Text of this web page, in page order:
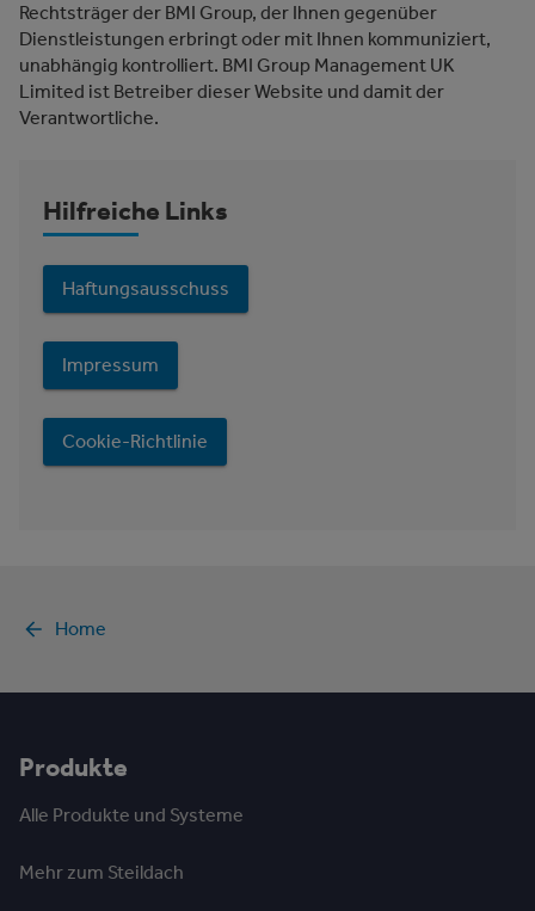
Rechtsträger der BMI Group, der Ihnen gegenüber
Dienstleistungen erbringt oder mit Ihnen kommuniziert,
unabhängig kontrolliert. BMI Group Management UK
Limited ist Betreiber dieser Website und damit der
Verantwortliche.
Hilfreiche Links
Haftungsausschuss
Impressum
Cookie-Richtlinie
Home
Produkte
Alle Produkte und Systeme
Mehr zum Steildach